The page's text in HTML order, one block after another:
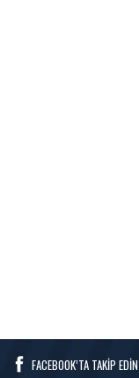
FACEBOOK’TA TAKİP EDİN